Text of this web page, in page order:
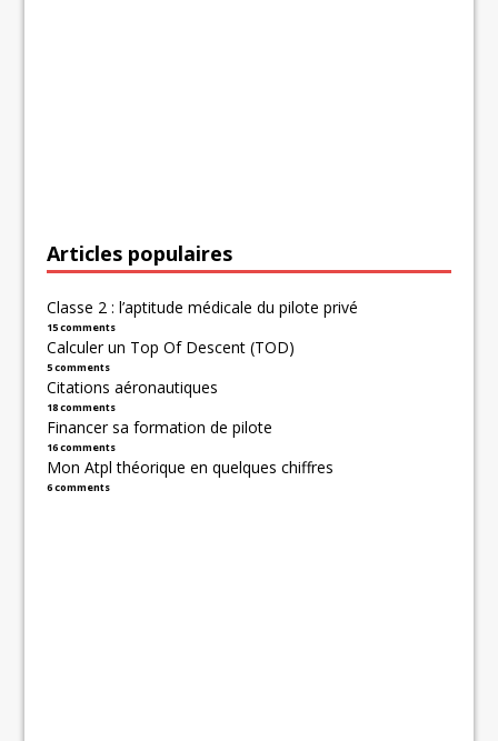
Articles populaires
Classe 2 : l’aptitude médicale du pilote privé
15 comments
Calculer un Top Of Descent (TOD)
5 comments
Citations aéronautiques
18 comments
Financer sa formation de pilote
16 comments
Mon Atpl théorique en quelques chiffres
6 comments